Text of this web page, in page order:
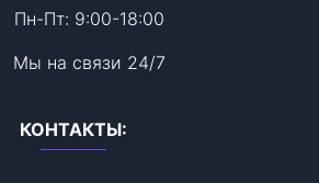
Пн-Пт: 9:00-18:00
Мы на связи 24/7
КОНТАКТЫ: